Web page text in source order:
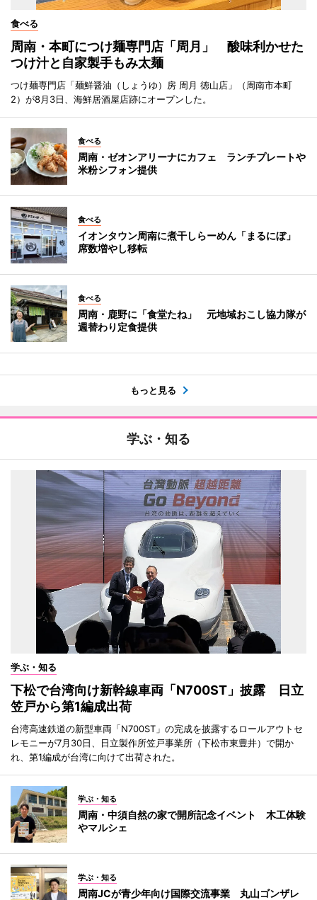
食べる
周南・本町につけ麺専門店「周月」 酸味利かせた
つけ汁と自家製手もみ太麺
つけ麺専門店「麺鮮醤油（しょうゆ）房 周月 徳山店」（周南市本町
2）が8月3日、海鮮居酒屋店跡にオープンした。
食べる
周南・ゼオンアリーナにカフェ ランチプレートや
米粉シフォン提供
食べる
イオンタウン周南に煮干しらーめん「まるにぼ」
席数増やし移転
食べる
周南・鹿野に「食堂たね」 元地域おこし協力隊が
週替わり定食提供
もっと見る
学ぶ・知る
学ぶ・知る
下松で台湾向け新幹線車両「N700ST」披露 日立
笠戸から第1編成出荷
台湾高速鉄道の新型車両「N700ST」の完成を披露するロールアウトセ
レモニーが7月30日、日立製作所笠戸事業所（下松市東豊井）で開か
れ、第1編成が台湾に向けて出荷された。
学ぶ・知る
周南・中須自然の家で開所記念イベント 木工体験
やマルシェ
学ぶ・知る
周南JCが青少年向け国際交流事業 丸山ゴンザレ